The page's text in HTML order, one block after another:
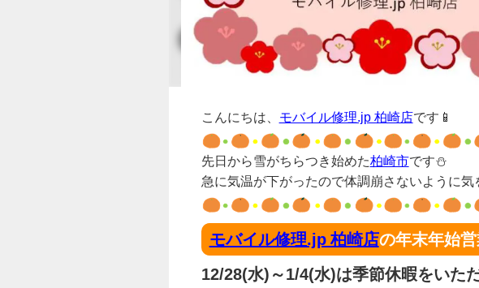
こんにちは、 モバイル修理.jp 柏崎店です📱
先日から雪がちらつき始めた柏崎市です⛄
急に気温が下がったので体調崩さないように気
モバイル修理.jp 柏崎店の年末年始
12/28(水)～1/4(水)は季節休暇をいた